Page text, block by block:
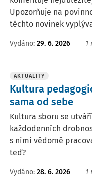
Upozorňuje na
těchto novinek
Vydáno: 29. 6. 2026 1
AKTUALITY
Kultura
sama od sebe
Kultura sboru se
každodenních
s nimi vědomě
teď?
Vydáno: 28. 6. 2026 1